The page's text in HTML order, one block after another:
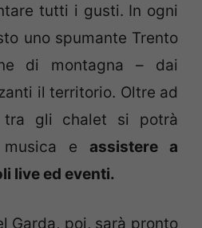
tutti i gusti. In ogni
uno spumante Trento
di montagna – dai
il territorio. Oltre ad
tra gli chalet si potrà
e assistere a
live ed eventi.
Garda, poi, sarà pronto